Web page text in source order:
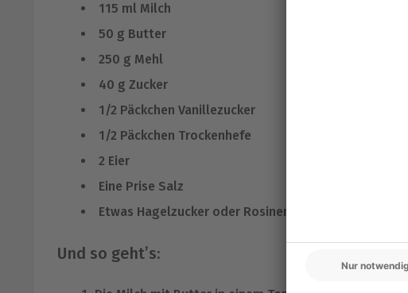
115 ml Milch
50 g Butter
250 g Mehl
40 g Zucker
1/2 Päckchen Vanillezucker
1/2 Päckchen Trockenhefe
2 Eier
Eine Prise Salz
Etwas Hagelzucker oder Rosinen zum Dekorieren
Und so geht’s: